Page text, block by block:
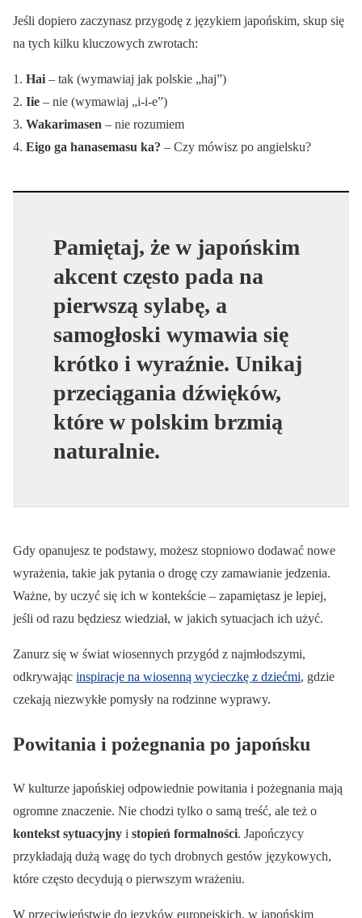
Jeśli dopiero zaczynasz przygodę z językiem japońskim, skup się
na tych kilku kluczowych zwrotach:
1. Hai – tak (wymawiaj jak polskie „haj”)
2. Iie – nie (wymawiaj „i-i-e”)
3. Wakarimasen – nie rozumiem
4. Eigo ga hanasemasu ka? – Czy mówisz po angielsku?
Pamiętaj, że w japońskim
akcent często pada na
pierwszą sylabę, a
samogłoski wymawia się
krótko i wyraźnie. Unikaj
przeciągania dźwięków,
które w polskim brzmią
naturalnie.
Gdy opanujesz te podstawy, możesz stopniowo dodawać nowe
wyrażenia, takie jak pytania o drogę czy zamawianie jedzenia.
Ważne, by uczyć się ich w kontekście – zapamiętasz je lepiej,
jeśli od razu będziesz wiedział, w jakich sytuacjach ich użyć.
Zanurz się w świat wiosennych przygód z najmłodszymi,
odkrywając inspiracje na wiosenną wycieczkę z dziećmi, gdzie
czekają niezwykłe pomysły na rodzinne wyprawy.
Powitania i pożegnania po japońsku
W kulturze japońskiej odpowiednie powitania i pożegnania mają
ogromne znaczenie. Nie chodzi tylko o samą treść, ale też o
kontekst sytuacyjny i stopień formalności. Japończycy
przykładają dużą wagę do tych drobnych gestów językowych,
które często decydują o pierwszym wrażeniu.
W przeciwieństwie do języków europejskich, w japońskim